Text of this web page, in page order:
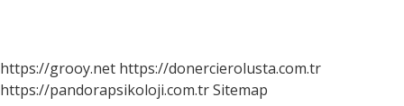
https://grooy.net https://donercierolusta.com.tr
https://pandorapsikoloji.com.trSitemap